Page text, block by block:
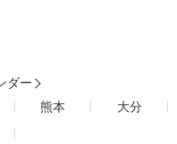
ダー
熊本
大分